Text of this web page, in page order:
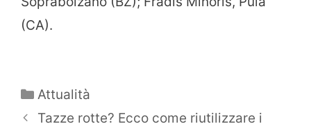
(CA).
Categorie
Attualità
Tazze rotte? Ecco come riutilizzare i